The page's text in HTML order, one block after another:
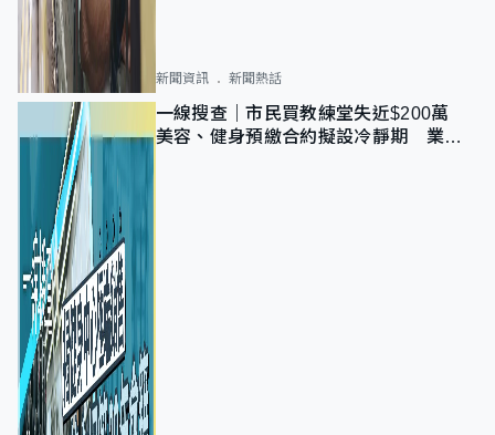
新聞資訊 新聞熱話
一線搜查｜市民買教練堂失近$200萬
美容、健身預繳合約擬設冷靜期 業界